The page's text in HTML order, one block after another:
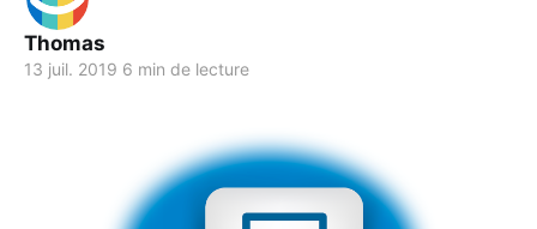
Thomas
13 juil. 2019 6 min de lecture